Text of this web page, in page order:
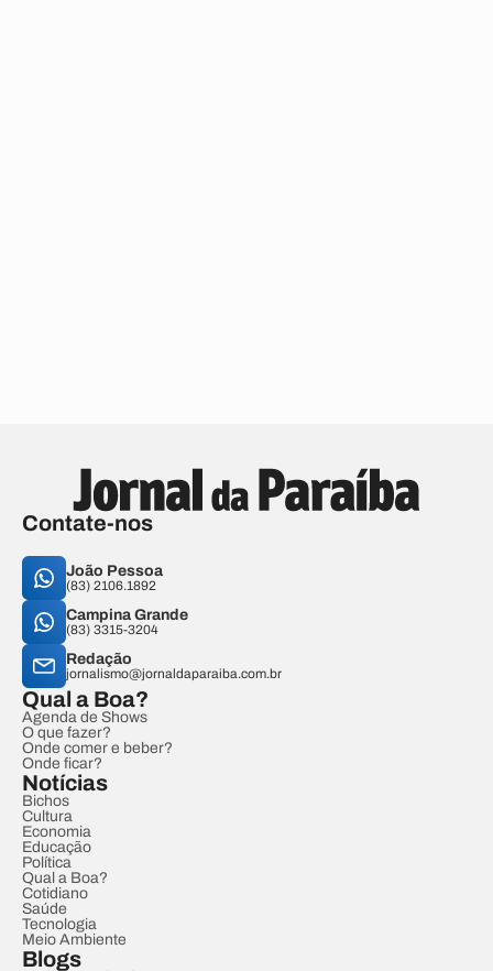
Contate-nos
João Pessoa
(83) 2106.1892
Campina Grande
(83) 3315-3204
Redação
jornalismo@jornaldaparaiba.com.br
Qual a Boa?
Agenda de Shows
O que fazer?
Onde comer e beber?
Onde ficar?
Notícias
Bichos
Cultura
Economia
Educação
Política
Qual a Boa?
Cotidiano
Saúde
Tecnologia
Meio Ambiente
Blogs